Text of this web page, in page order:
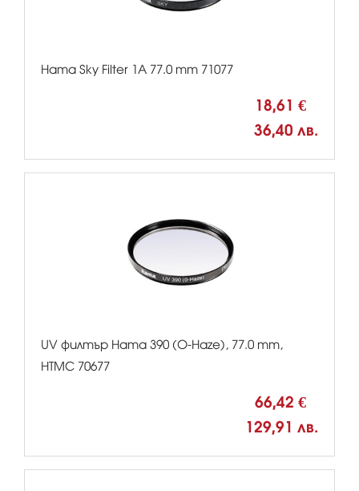
Hama Sky Filter 1A 77.0 mm 71077
18,61 €
36,40 лв.
UV филтър Hama 390 (O-Haze), 77.0 mm,
HTMC 70677
66,42 €
129,91 лв.